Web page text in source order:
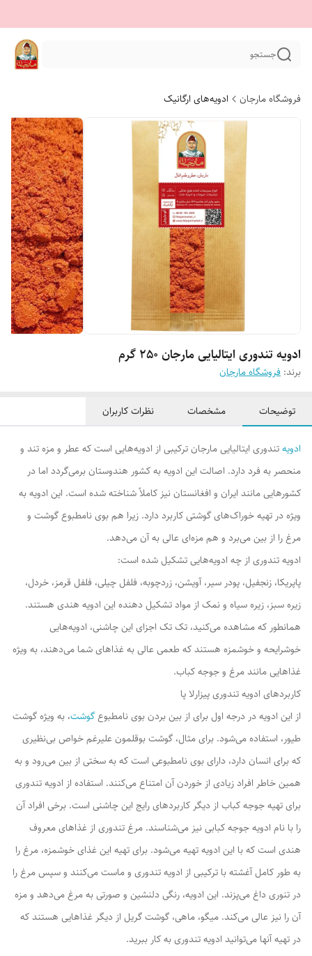
جستجو
فروشگاه مارجان ادویه‌های ارگانیک
ادویه تندوری ایتالیایی مارجان 250 گرم
برند: فروشگاه مارجان
توضیحات مشخصات نظرات کاربران
ادویهتندوری ایتالیایی مارجان ترکیبی از ادویه‌هایی است که عطر و مزه تند و
منحصر به فرد دارد. اصالت این ادویه به کشور هندوستان برمی‌گردد اما در
کشورهایی مانند ایران و افغانستان نیز کاملاً شناخته شده است. این ادویه به
ویژه در تهیه خوراک‌های گوشتی کاربرد دارد. زیرا هم بوی نامطبوع گوشت و
مرغ را از بین می‌برد و هم مزه‌ای عالی به آن می‌دهد.
ادویه تندوری از چه ادویه‌هایی تشکیل شده است:
پاپریکا، زنجفیل، پودر سیر، آویشن، زردچوبه، فلفل چیلی، فلفل قرمز، خردل،
زیره سبز، زیره سیاه و نمک از مواد تشکیل دهنده این ادویه هندی هستند.
همانطور که مشاهده می‌کنید، تک تک اجزای این چاشنی، ادویه‌هایی
خوشرایحه و خوشمزه هستند که طعمی عالی به غذاهای شما می‌دهند، به ویژه
غذاهایی مانند مرغ و جوجه کباب.
کاربردهای ادویه تندوری پیزارلا پا
از این ادویه در درجه اول برای از بین بردن بوی نامطبوعگوشت، به ویژه گوشت
طیور، استفاده می‌شود. برای مثال، گوشت بوقلمون علیرغم خواص بی‌نظیری
که برای انسان دارد، دارای بوی نامطبوعی است که به سختی از بین می‌رود و به
همین خاطر افراد زیادی از خوردن آن امتناع می‌کنند. استفاده از ادویه تندوری
برای تهیه جوجه کباب از دیگر کاربردهای رایج این چاشنی است. برخی افراد آن
را با نام ادویه جوجه کبابی نیز می‌شناسند. مرغ تندوری از غذاهای معروف
هندی است که با این ادویه تهیه می‌شود. برای تهیه این غذای خوشمزه، مرغ را
به طور کامل آغشته با ترکیبی از ادویه تندوری و ماست می‌کنند و سپس مرغ را
در تنوری داغ می‌پزند. این ادویه، رنگی دلنشین و صورتی به مرغ می‌دهد و مزه
آن را نیز عالی می‌کند. میگو، ماهی، گوشت گریل از دیگر غذاهایی هستند که
در تهیه آنها می‌توانید ادویه تندوری به کار ببرید.